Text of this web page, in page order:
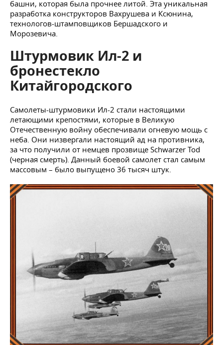
башни, которая была прочнее литой. Эта уникальная
разработка конструкторов Вахрушева и Ксюнина,
технологов-штамповщиков Бершадского и
Морозевича.
Штурмовик Ил-2 и
бронестекло
Китайгородского
Самолеты-штурмовики Ил-2 стали настоящими
летающими крепостями, которые в Великую
Отечественную войну обеспечивали огневую мощь с
неба. Они низвергали настоящий ад на противника,
за что получили от немцев прозвище Schwarzer Tod
(черная смерть). Данный боевой самолет стал самым
массовым – было выпущено 36 тысяч штук.